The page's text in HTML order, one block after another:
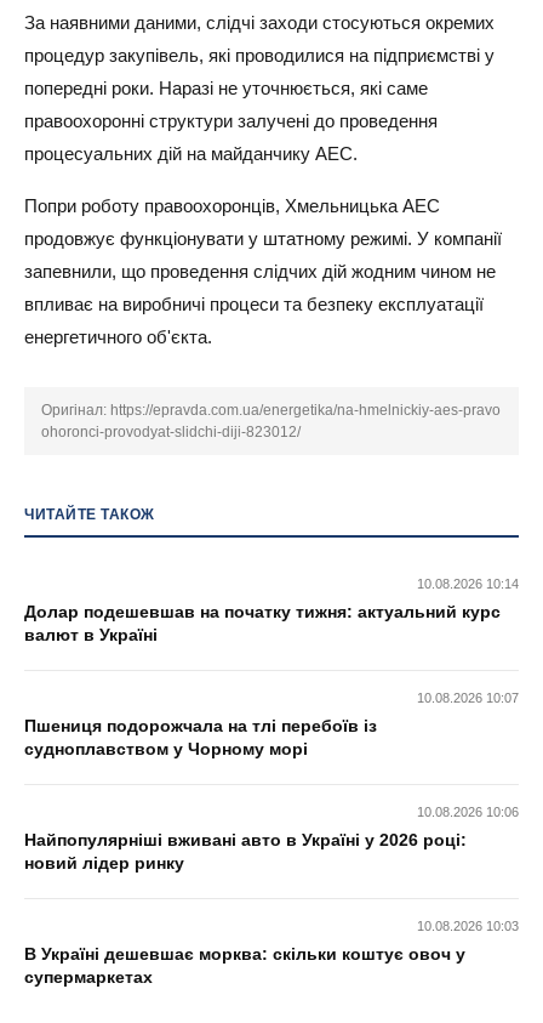
За наявними даними, слідчі заходи стосуються окремих
процедур закупівель, які проводилися на підприємстві у
попередні роки. Наразі не уточнюється, які саме
правоохоронні структури залучені до проведення
процесуальних дій на майданчику АЕС.
Попри роботу правоохоронців, Хмельницька АЕС
продовжує функціонувати у штатному режимі. У компанії
запевнили, що проведення слідчих дій жодним чином не
впливає на виробничі процеси та безпеку експлуатації
енергетичного об'єкта.
Оригінал: https://epravda.com.ua/energetika/na-hmelnickiy-aes-pravo
ohoronci-provodyat-slidchi-diji-823012/
ЧИТАЙТЕ ТАКОЖ
10.08.2026 10:14
Долар подешевшав на початку тижня: актуальний курс
валют в Україні
10.08.2026 10:07
Пшениця подорожчала на тлі перебоїв із
судноплавством у Чорному морі
10.08.2026 10:06
Найпопулярніші вживані авто в Україні у 2026 році:
новий лідер ринку
10.08.2026 10:03
В Україні дешевшає морква: скільки коштує овоч у
супермаркетах